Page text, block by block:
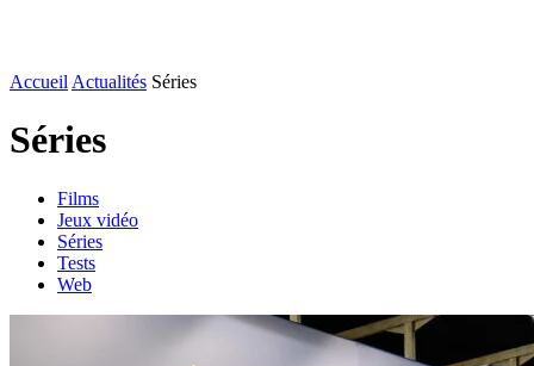
Accueil Actualités Séries
Séries
Films
Jeux vidéo
Séries
Tests
Web